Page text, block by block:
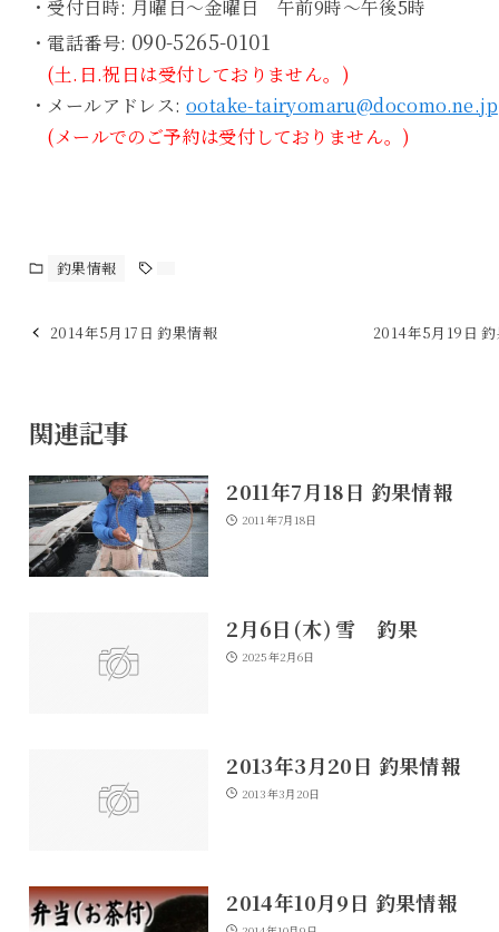
・受付日時: 月曜日～金曜日 午前9時～午後5時
・電話番号: 090-5265-0101
(土.日.祝日は受付しておりません。)
・メールアドレス: ootake-tairyomaru@docomo.ne.jp
(メールでのご予約は受付しておりません。)
釣果情報
2014年5月17日 釣果情報 2014年5月19日
関連記事
2011年7月18日 釣果情報
2011年7月18日
2月6日(木) 雪 釣果
2025年2月6日
2013年3月20日 釣果情報
2013年3月20日
2014年10月9日 釣果情報